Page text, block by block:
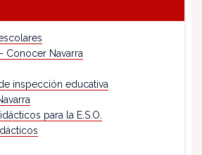
Conocer Navarra
inspección educativa
para la E.S.O.